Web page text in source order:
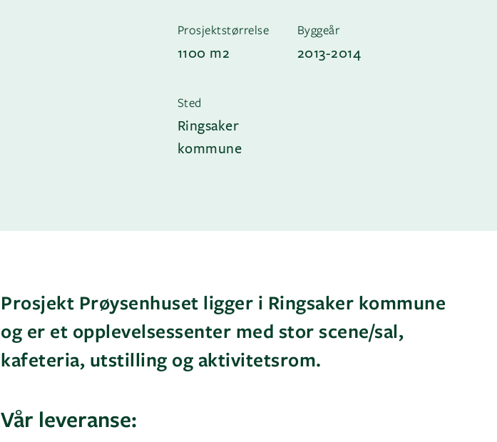
Prosjektstørrelse
1100 m2
Byggeår
2013-2014
Sted
Ringsaker
kommune
Prosjekt Prøysenhuset ligger i Ringsaker kommune
og er et opplevelsessenter med stor scene/sal,
kafeteria, utstilling og aktivitetsrom.
Vår leveranse: